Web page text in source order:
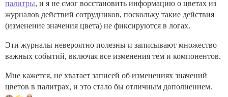
палитры, и я не смог восстановить информацию о цветах из
журналов действий сотрудников, поскольку такие действия
(изменение значения цвета) не фиксируются в логах.
Эти журналы невероятно полезны и записывают множество
важных событий, включая все изменения тем и компонентов.
Мне кажется, не хватает записей об изменениях значений
цветов в палитрах, и это стало бы отличным дополнением.